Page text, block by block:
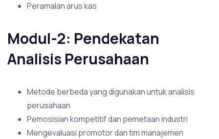
Peramalan arus kas
Modul-2: Pendekatan
Analisis Perusahaan
Metode berbeda yang digunakan untuk analisis
perusahaan
Pemosisian kompetitif dan pemetaan industri
Mengevaluasi promotor dan tim manajemen